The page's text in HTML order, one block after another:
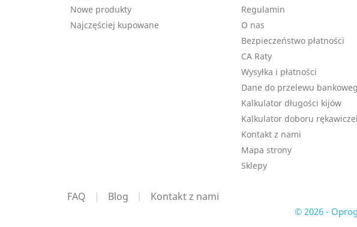
Nowe produkty
Najczęściej kupowane
Regulamin
O nas
Bezpieczeństwo płatności
CA Raty
Wysyłka i płatności
Dane do przelewu
Kalkulator długości kijów
Kalkulator doboru
Kontakt z nami
Mapa strony
Sklepy
FAQ | Blog | Kontakt z nami
© 2026 -